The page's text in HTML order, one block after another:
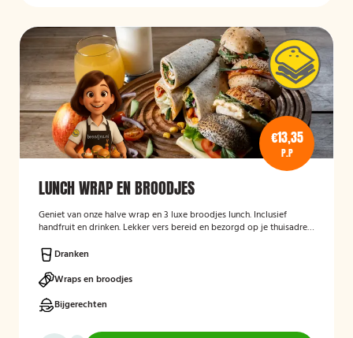
€13,35
P.P
LUNCH WRAP EN BROODJES
Geniet van onze halve wrap en 3 luxe broodjes lunch. Inclusief
handfruit en drinken. Lekker vers bereid en bezorgd op je thuisadres
Dranken
Wraps en broodjes
Bijgerechten